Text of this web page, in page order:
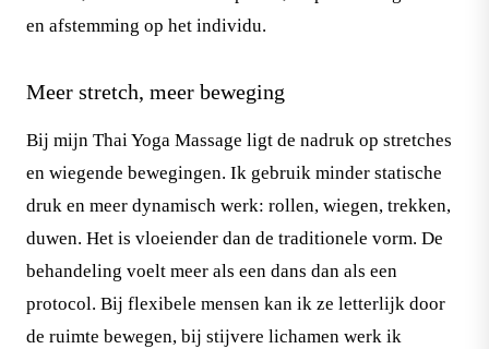
en afstemming op het individu.
Meer stretch, meer beweging
Bij mijn Thai Yoga Massage ligt de nadruk op stretches
en wiegende bewegingen. Ik gebruik minder statische
druk en meer dynamisch werk: rollen, wiegen, trekken,
duwen. Het is vloeiender dan de traditionele vorm. De
behandeling voelt meer als een dans dan als een
protocol. Bij flexibele mensen kan ik ze letterlijk door
de ruimte bewegen, bij stijvere lichamen werk ik